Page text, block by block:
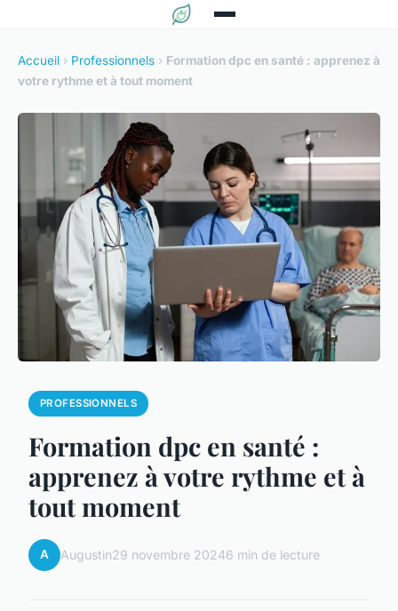
Accueil › Professionnels › Formation dpc en santé : apprenez à
votre rythme et à tout moment
PROFESSIONNELS
Formation dpc en santé :
apprenez à votre rythme et à
tout moment
A Augustin29 novembre 20246 min de lecture